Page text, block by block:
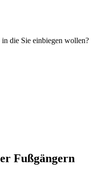
die Sie einbiegen wollen?
Fußgängern